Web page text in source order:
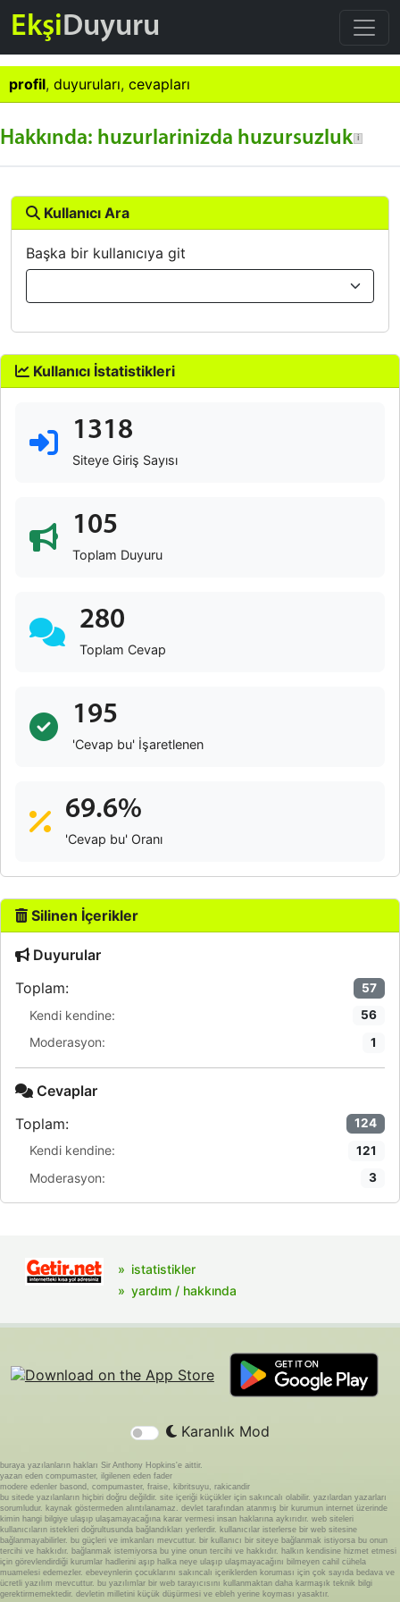
EkşiDuyuru
profil, duyuruları, cevapları
Hakkında: huzurlarinizda huzursuzluk
Kullanıcı Ara
Başka bir kullanıcıya git
Kullanıcı İstatistikleri
1318
Siteye Giriş Sayısı
105
Toplam Duyuru
280
Toplam Cevap
195
'Cevap bu' İşaretlenen
69.6%
'Cevap bu' Oranı
Silinen İçerikler
Duyurular
Toplam:
57
Kendi kendine: 56
Moderasyon: 1
Cevaplar
Toplam:
124
Kendi kendine: 121
Moderasyon: 3
istatistikler
yardım / hakkında
Karanlık Mod
buraya yazılanların hakları Sir Anthony Hopkins'e aittir.
yazan eden compumaster, ilgilenen eden fader
modere edenler basond, compumaster, fraise, kibritsuyu, rakicandir
bu sitede yazılanların hiçbiri doğru değildir. site içeriği küçükler için sakıncalı olabilir. yazılardan yazarları
sorumludur. kaynak göstermeden alıntılanamaz. devlet tarafından atanmış bir kurumun internet üzerinde
kimin hangi bilgiye ulaşıp ulaşamayacağına karar vermesi insan haklarına aykırıdır. web siteleri
kullanıcıların istekleri doğrultusunda bağlandıkları yerlerdir. kullanıcılar isterlerse bir web sitesine
bağlanmayabilirler. bu güçleri ve imkanları mevcuttur. bir kullanıcı bir siteye bağlanmak istiyorsa bu onun
tercihi ve hakkıdır. bağlanmak istemiyorsa bu yine onun tercihi ve hakkıdır. halkın kendisine hizmet etmesi
için görevlendirdiği kurumlar hadlerini aşıp halka neye ulaşıp ulaşmayacağını bilmeyen cahil cühela
muamelesi edemezler. ebeveynlerin çocuklarını sakıncalı içeriklerden koruması için çok sayıda bedava ve
ücretli yazılım mevcuttur. bu yazılımlar bir web tarayıcısını kullanmaktan daha karmaşık teknik bilgi
gerektirmemektedir. devletin milletini küçük düşürmesi ve ebleh yerine koyması yasaktır.